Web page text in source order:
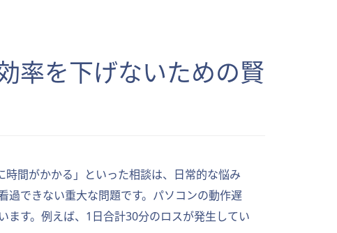
率を下げないための賢
間がかかる」といった相談は、日常的な悩み
過できない重大な問題です。パソコンの動作遅
す。例えば、1日合計30分のロスが発生してい